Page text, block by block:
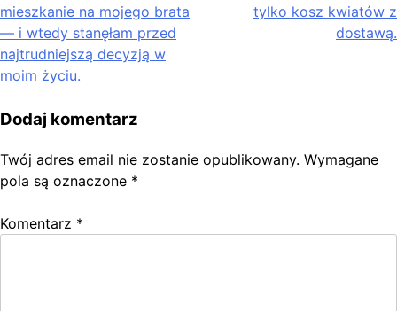
mieszkanie na mojego brata
— i wtedy stanęłam przed
najtrudniejszą decyzją w
moim życiu.
tylko kosz kwiatów z
dostawą.
Dodaj komentarz
Twój adres email nie zostanie opublikowany. Wymagane
pola są oznaczone *
Komentarz *